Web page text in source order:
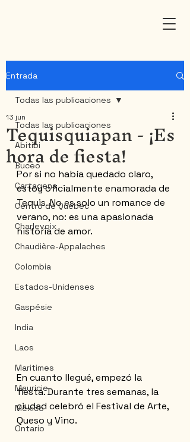
Entrada
Todas las publicaciones
Abitibi
Buceo
Cartagena
Centro de Québec
Charlevoix
Chaudière-Appalaches
Colombia
Estados-Unidenses
Gaspésie
India
Laos
Maritimes
Mauricie
México
Ontario
Todas las publicaciones
Tequisquiapan - ¡Es
hora de fiesta!
13 jun
Por si no había quedado claro,
estoy oficialmente enamorada de
Tequis. No es solo un romance de
verano, no: es una apasionada
historia de amor.
En cuanto llegué, empezó la
fiesta. Durante tres semanas, la
ciudad celebró el Festival de Arte,
Queso y Vino.